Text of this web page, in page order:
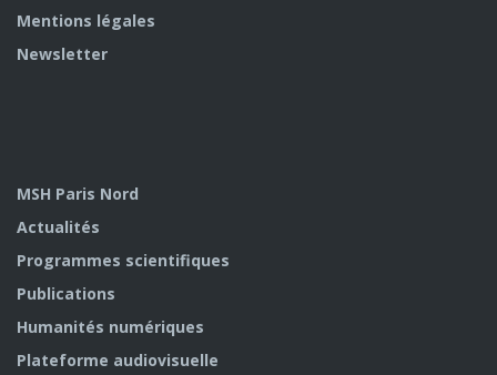
Mentions légales
Newsletter
MSH Paris Nord
Actualités
Programmes scientifiques
Publications
Humanités numériques
Plateforme audiovisuelle